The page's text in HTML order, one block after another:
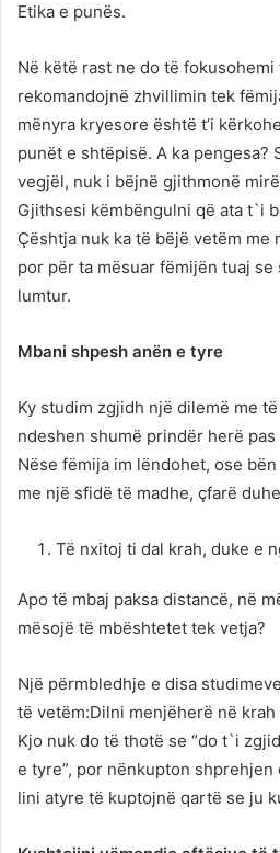
Etika e punës.
Në këtë rast ne do të
rekomandojnë zhvillimin tek
mënyra kryesore është t’i
punët e shtëpisë. A ka pengesa?
vegjël, nuk i bëjnë gjithmonë
Gjithsesi këmbëngulni që ata t`i
Çështja nuk ka të bëjë vetëm me
por për ta mësuar fëmijën tuaj
lumtur.
Mbani shpesh anën e tyre
Ky studim zgjidh një dilemë me
ndeshen shumë prindër herë
Nëse fëmija im lëndohet, ose
me një sfidë të madhe, çfarë
Të nxitoj ti dal krah, duke e
Apo të mbaj paksa distancë, në
mësojë të mbështetet tek vetja?
Një përmbledhje e disa
të vetëm:Dilni menjëherë në
Kjo nuk do të thotë se “do t`i
e tyre”, por nënkupton
lini atyre të kuptojnë qartë se ju